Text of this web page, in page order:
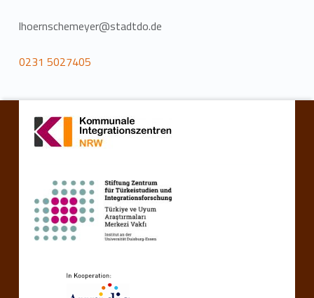
lhoernschemeyer@stadtdo.de
0231 5027405